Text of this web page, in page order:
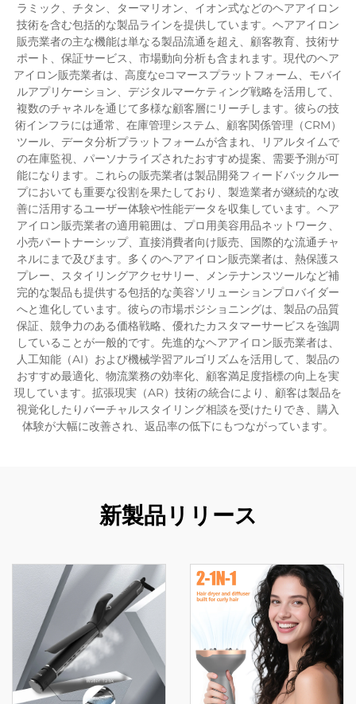
ラミック、チタン、ターマリオン、イオン式などのヘアアイロン
技術を含む包括的な製品ラインを提供しています。ヘアアイロン
販売業者の主な機能は単なる製品流通を超え、顧客教育、技術サ
ポート、保証サービス、市場動向分析も含まれます。現代のヘア
アイロン販売業者は、高度なeコマースプラットフォーム、モバイ
ルアプリケーション、デジタルマーケティング戦略を活用して、
複数のチャネルを通じて多様な顧客層にリーチします。彼らの技
術インフラには通常、在庫管理システム、顧客関係管理（CRM）
ツール、データ分析プラットフォームが含まれ、リアルタイムで
の在庫監視、パーソナライズされたおすすめ提案、需要予測が可
能になります。これらの販売業者は製品開発フィードバックルー
プにおいても重要な役割を果たしており、製造業者が継続的な改
善に活用するユーザー体験や性能データを収集しています。ヘア
アイロン販売業者の適用範囲は、プロ用美容用品ネットワーク、
小売パートナーシップ、直接消費者向け販売、国際的な流通チャ
ネルにまで及びます。多くのヘアアイロン販売業者は、熱保護ス
プレー、スタイリングアクセサリー、メンテナンスツールなど補
完的な製品も提供する包括的な美容ソリューションプロバイダー
へと進化しています。彼らの市場ポジショニングは、製品の品質
保証、競争力のある価格戦略、優れたカスタマーサービスを強調
していることが一般的です。先進的なヘアアイロン販売業者は、
人工知能（AI）および機械学習アルゴリズムを活用して、製品の
おすすめ最適化、物流業務の効率化、顧客満足度指標の向上を実
現しています。拡張現実（AR）技術の統合により、顧客は製品を
視覚化したりバーチャルスタイリング相談を受けたりでき、購入
体験が大幅に改善され、返品率の低下にもつながっています。
新製品リリース